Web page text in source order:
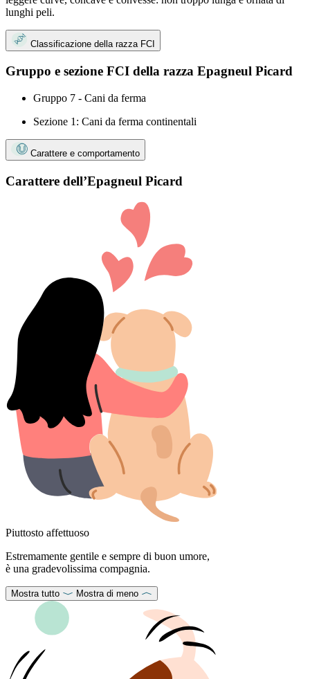
lunghi peli.
Classificazione della razza FCI
Gruppo e sezione FCI della razza Epagneul Picard
Gruppo 7 - Cani da ferma
Sezione 1: Cani da ferma continentali
Carattere e comportamento
Carattere dell’Epagneul Picard
Piuttosto affettuoso
Estremamente gentile e sempre di buon umore,
è una gradevolissima compagnia.
Mostra tutto Mostra di meno